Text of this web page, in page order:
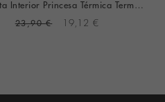
Camiseta Interior Princesa Térmica Termaltech Manga Larga (negra)
23,90 € 19,12 €